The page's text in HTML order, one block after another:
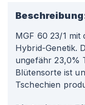
MGF 60 23/1 mit
Hybrid-Genetik.
ungefähr 23,0%
Blütensorte ist
Tschechien